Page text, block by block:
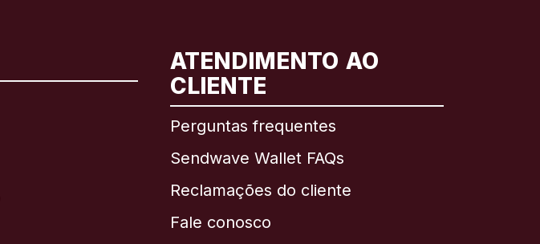
ATENDIMENTO AO
CLIENTE
Perguntas frequentes
Sendwave Wallet FAQs
Reclamações do cliente
Fale conosco